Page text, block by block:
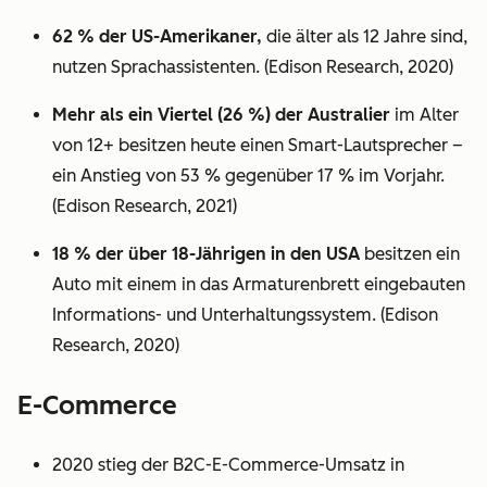
62 % der US-Amerikaner, die älter als 12 Jahre sind,
nutzen Sprachassistenten. (Edison Research, 2020)
Mehr als ein Viertel (26 %) der Australier im Alter
von 12+ besitzen heute einen Smart-Lautsprecher –
ein Anstieg von 53 % gegenüber 17 % im Vorjahr.
(Edison Research, 2021)
18 % der über 18-Jährigen in den USA besitzen ein
Auto mit einem in das Armaturenbrett eingebauten
Informations- und Unterhaltungssystem. (Edison
Research, 2020)
E-Commerce
2020 stieg der B2C-E-Commerce-Umsatz in